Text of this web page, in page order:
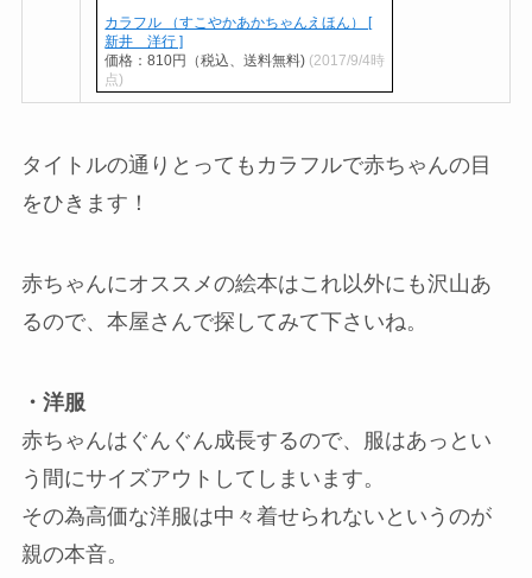
カラフル （すこやかあかちゃんえほん） [
新井 洋行 ]
価格：810円（税込、送料無料) (2017/9/4時
点)
タイトルの通りとってもカラフルで赤ちゃんの目
をひきます！
赤ちゃんにオススメの絵本はこれ以外にも沢山あ
るので、本屋さんで探してみて下さいね。
・洋服
赤ちゃんはぐんぐん成長するので、服はあっとい
う間にサイズアウトしてしまいます。
その為高価な洋服は中々着せられないというのが
親の本音。